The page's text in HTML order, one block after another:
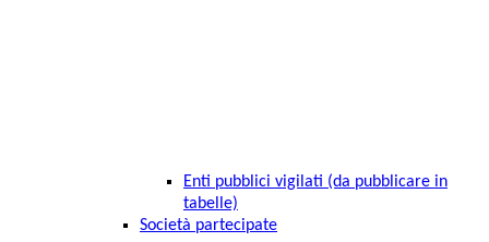
Enti pubblici vigilati (da pubblicare in
tabelle)
Società partecipate